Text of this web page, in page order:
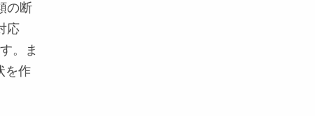
の断
応
。ま
を作